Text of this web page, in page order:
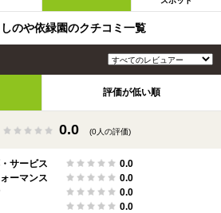
のや依緑園のクチコミ一覧
評価が低い順
0.0 (0人の評価)
サービス
0.0
ーマンス
0.0
0.0
0.0